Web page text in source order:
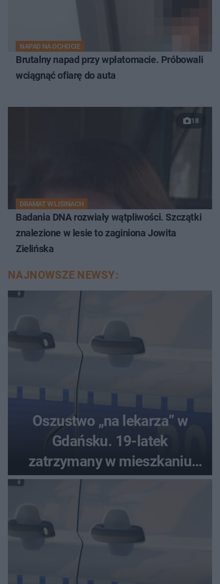
NAPAD NA OCHOCIE
Brutalny napad przy wpłatomacie. Próbowali
wciągnąć ofiarę do auta
18
DRAMAT W LISINACH
Badania DNA rozwiały wątpliwości. Szczątki
znalezione w lesie to zaginiona Jowita
Zielińska
NAJNOWSZE NEWSY:
Oszustwo „na lekarza” w
Gdańsku. 19-latek
zatrzymany w mieszkaniu
seniora